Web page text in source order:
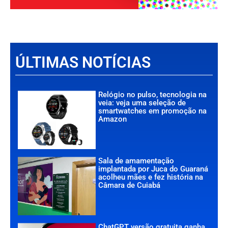
ÚLTIMAS NOTÍCIAS
Relógio no pulso, tecnologia na
veia: veja uma seleção de
smartwatches em promoção na
Amazon
Sala de amamentação
implantada por Juca do Guaraná
acolheu mães e fez história na
Câmara de Cuiabá